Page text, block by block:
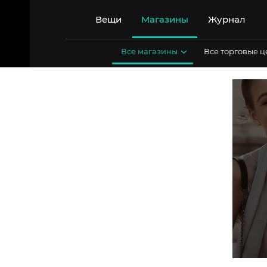
Вещи Магазины Журнал
Все магазины Все торговые